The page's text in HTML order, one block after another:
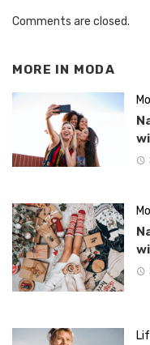
Comments are closed.
MORE IN MODA